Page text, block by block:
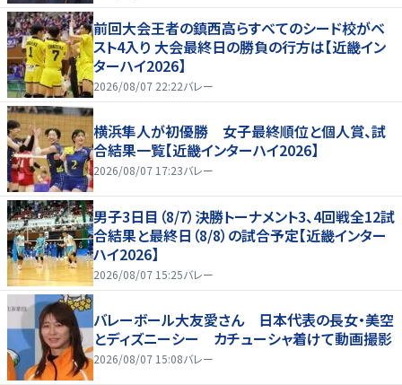
前回大会王者の鎮西高らすべてのシード校がベ
スト4入り 大会最終日の勝負の行方は【近畿イン
ターハイ2026】
2026/08/07 22:22バレー
横浜隼人が初優勝 女子最終順位と個人賞、試
合結果一覧【近畿インターハイ2026】
2026/08/07 17:23バレー
男子3日目（8/7）決勝トーナメント3、4回戦全12試
合結果と最終日（8/8）の試合予定【近畿インター
ハイ2026】
2026/08/07 15:25バレー
バレーボール大友愛さん 日本代表の長女・美空
とディズニーシー カチューシャ着けて動画撮影
2026/08/07 15:08バレー